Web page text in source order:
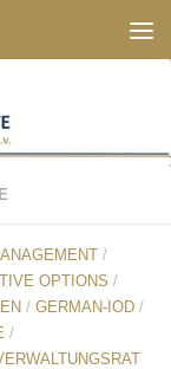
/
OPTIONS /
/ GERMAN-IOD /
/